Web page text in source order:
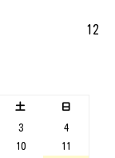
12
土
日
3
4
10
11